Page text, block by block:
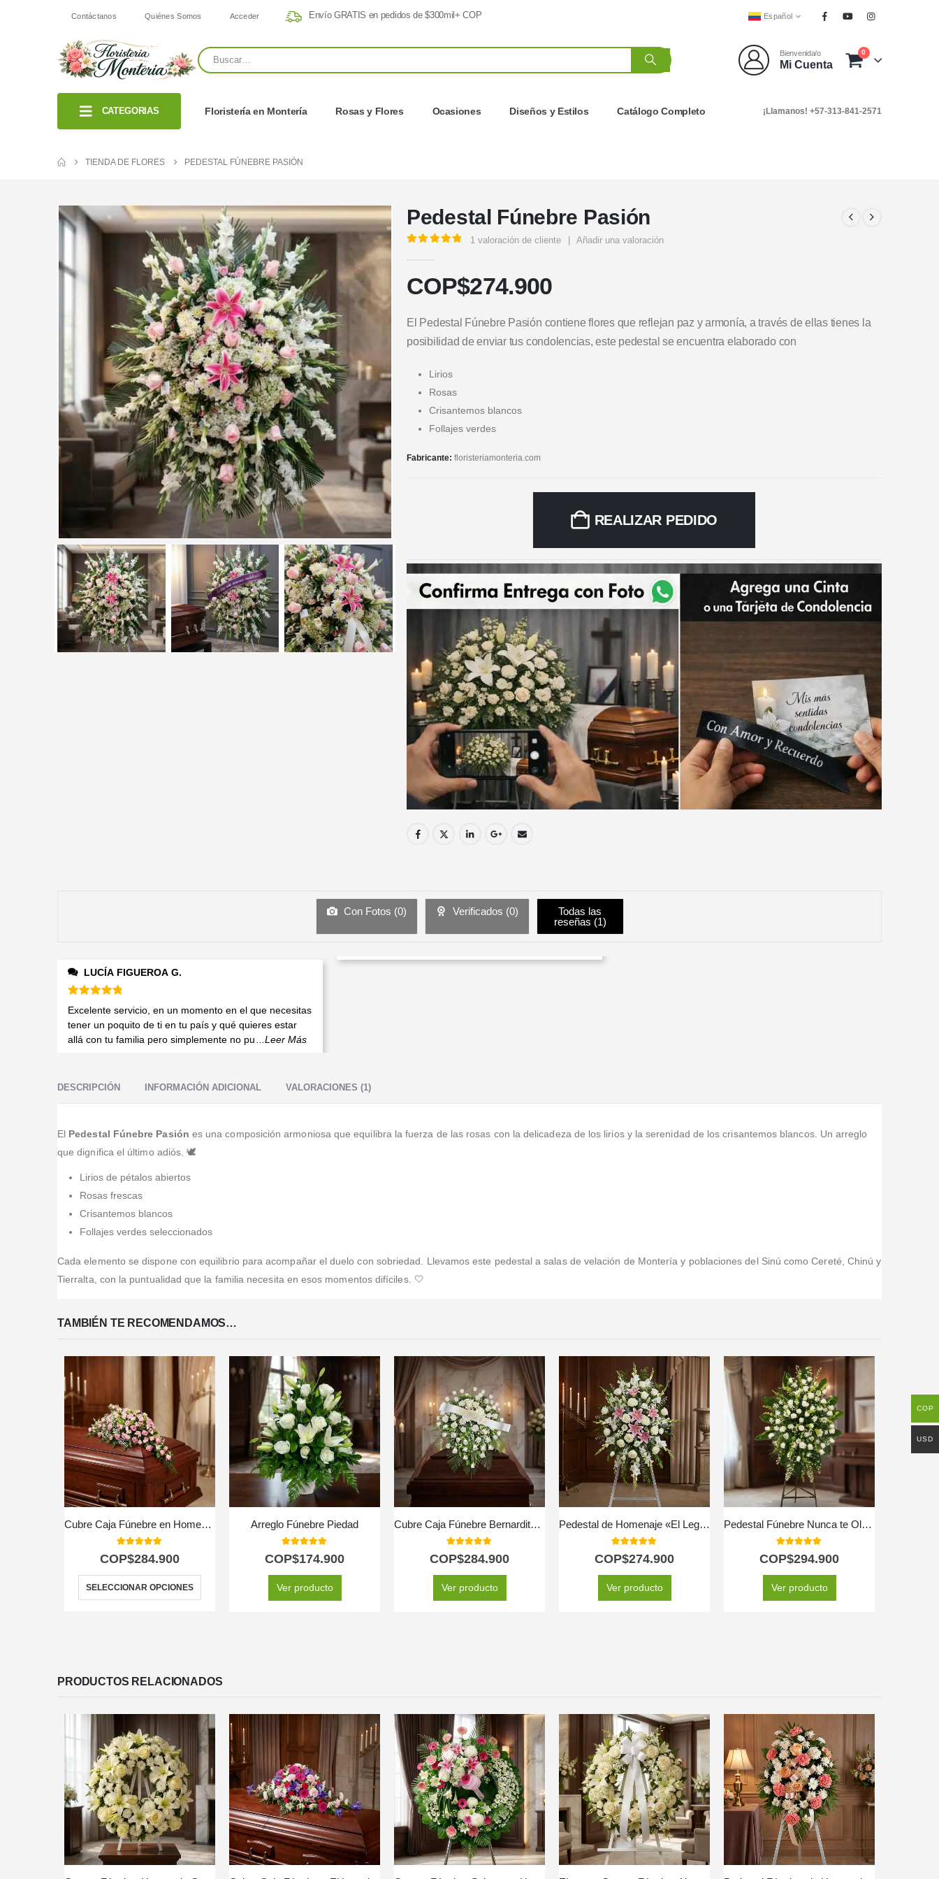
Contáctanos Quiénes Somos Acceder Envío GRATIS en pedidos de $300mil+ COP Español
Bienvenida/o
Mi Cuenta
0
CATEGORIAS Floristería en Montería Rosas y Flores Ocasiones Diseños y Estilos Catálogo Completo ¡Llamanos! +57-313-841-2571
TIENDA DE FLORES PEDESTAL FÚNEBRE PASIÓN
Pedestal Fúnebre Pasión
1 valoración de cliente Añadir una valoración
COP$274.900
El Pedestal Fúnebre Pasión contiene flores que reflejan paz y armonía, a través de ellas tienes la
posibilidad de enviar tus condolencias, este pedestal se encuentra elaborado con
Lirios
Rosas
Crisantemos blancos
Follajes verdes
Fabricante: floristeriamonteria.com
REALIZAR PEDIDO
Con Fotos (0) Verificados (0)
Todas las
reseñas (1)
LUCÍA FIGUEROA G.
Valorado en 5 de 5
Excelente servicio, en un momento en el que necesitas
tener un poquito de ti en tu país y qué quieres estar
allá con tu familia pero simplemente no pu...Leer Más
DESCRIPCIÓN INFORMACIÓN ADICIONAL VALORACIONES (1)
El Pedestal Fúnebre Pasión es una composición armoniosa que equilibra la fuerza de las rosas con la delicadeza de los lirios y la serenidad de los crisantemos blancos. Un arreglo
que dignifica el último adiós. 🕊️
Lirios de pétalos abiertos
Rosas frescas
Crisantemos blancos
Follajes verdes seleccionados
Cada elemento se dispone con equilibrio para acompañar el duelo con sobriedad. Llevamos este pedestal a salas de velación de Montería y poblaciones del Sinú como Cereté, Chinú y
Tierralta, con la puntualidad que la familia necesita en esos momentos difíciles. 🤍
TAMBIÉN TE RECOMENDAMOS…
Cubre Caja Fúnebre en Homenaje a Juana 🕊️
5.00
COP$284.900
SELECCIONAR OPCIONES
Arreglo Fúnebre Piedad
5.00
COP$174.900
Ver producto
Cubre Caja Fúnebre Bernardita: Un Manto de Paz y Amor 🕊️
5.00
COP$284.900
Ver producto
Pedestal de Homenaje «El Legado de Josafat»: Tributo Digno y Solemne 🕊️
5.00
COP$274.900
Ver producto
Pedestal Fúnebre Nunca te Olvidaré
5.00
COP$294.900
Ver producto
PRODUCTOS RELACIONADOS
COP
USD